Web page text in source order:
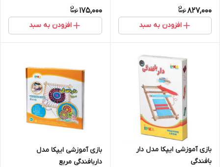
827,000
افزودن به سبد
175,000
افزودن به سبد
بازی آموزشی ایپکا مدل دار
بافندگی
بازی آموزشی ایپکا مدل
داربافندگی مربع